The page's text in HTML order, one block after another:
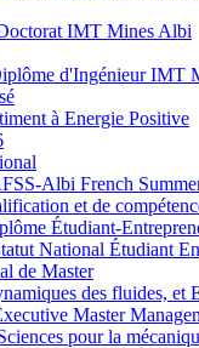
IMT Mines Albi
d'Ingénieur IMT
à Energie Positive
Albi French
et de
Étudiant-
National Étudiant
de Master
des fluides, et
Master
pour la